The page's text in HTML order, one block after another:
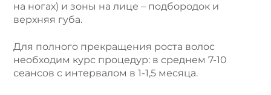
на ногах) и зоны на лице – подбородок и
верхняя губа.
Для полного прекращения роста волос
необходим курс процедур: в среднем 7-10
сеансов с интервалом в 1-1,5 месяца.